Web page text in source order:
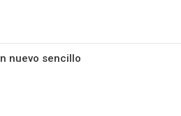
nuevo sencillo